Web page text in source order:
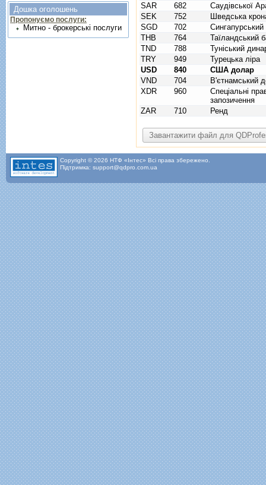
SAR
682
Саудівської
SEK
752
Шведська
SGD
702
THB
764
Таїландський
TND
788
Туніський
TRY
949
Турецька ліра
USD
840
США долар
VND
704
В'єтнамський
XDR
960
Спецiальнi
запозичення
ZAR
710 Ренд
Дошка оголошень
Пропонуємо послуги:
Митно - брокерські послуги
Copyright © 2026 НТФ «Інтес» Всі права збережено.
Підтримка: support@qdpro.com.ua